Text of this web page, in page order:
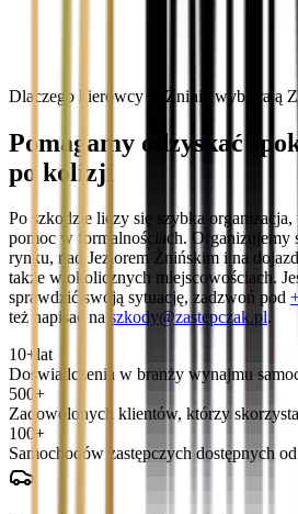
Dlaczego kierowcy w Żninie wybierają
Pomagamy odzyskać
po kolizji
Po szkodzie liczy się szybka organizacja,
pomoc w formalnościach. Organizujemy
rynku, nad Jeziorem Żnińskim i na
także w okolicznych miejscowościach.
sprawdzić swoją sytuację, zadzwoń pod
też napisać na szkody@zastepczak.pl.
10+ lat
Doświadczenia w branży wynajmu
500+
Zadowolonych klientów, którzy
100+
Samochodów zastępczych dostępnych